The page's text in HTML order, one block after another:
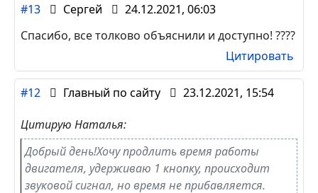
#13 Сергей
24.12.2021, 06:03
Спасибо, все толково объяснили и доступно! ????
Цитировать
#12 Главный по сайту 23.12.2021, 15:54
Цитирую Наталья:
Добрый день!Хочу продлить время работы
двигателя, удерживаю 1 кнопку, происходит
звуковой сигнал, но время не прибавляется.